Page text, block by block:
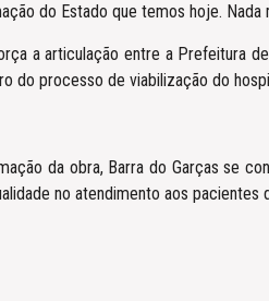
do Estado que temos hoje.
a articulação entre a Prefeitura
do processo de viabilização do
da obra, Barra do Garças se
no atendimento aos pacientes